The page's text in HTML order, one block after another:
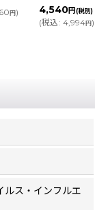
円) 4,540円(税別)
(税込: 4,994円)
ルス・インフルエ